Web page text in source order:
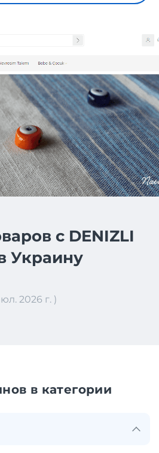
с DENIZLI
Украину
2026 г. )
в категории